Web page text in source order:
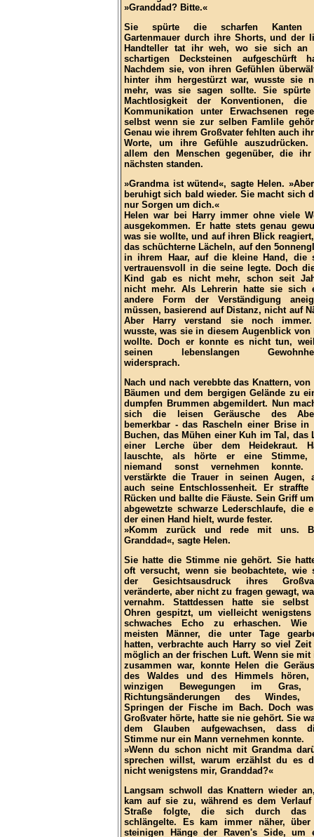
»Granddad? Bitte.«
Sie spürte die scharfen Kanten
Gartenmauer durch ihre Shorts, und der
Handteller tat ihr weh, wo sie sich an
schartigen Decksteinen aufgeschürft
Nachdem sie, von ihren Gefühlen
hinter ihm hergestürzt war, wusste sie
mehr, was sie sagen sollte. Sie spürte
Machtlosigkeit der Konventionen, die
Kommunikation unter Erwachsenen
selbst wenn sie zur selben Famlile
Genau wie ihrem Großvater fehlten auch
Worte, um ihre Gefühle auszudrücken.
allem den Menschen gegenüber, die
nächsten standen.
»Grandma ist wütend«, sagte Helen.
beruhigt sich bald wieder. Sie macht sich
nur Sorgen um dich.«
Helen war bei Harry immer ohne viele
ausgekommen. Er hatte stets genau
was sie wollte, und auf ihren Blick
das schüchterne Lächeln, auf den
in ihrem Haar, auf die kleine Hand, die
vertrauensvoll in die seine legte. Doch
Kind gab es nicht mehr, schon seit
nicht mehr. Als Lehrerin hatte sie sich
andere Form der Verständigung
müssen, basierend auf Distanz, nicht auf
Aber Harry verstand sie noch
wusste, was sie in diesem Augenblick von
wollte. Doch er konnte es nicht tun,
seinen lebenslangen
widersprach.
Nach und nach verebbte das Knattern, von
Bäumen und dem bergigen Gelände zu
dumpfen Brummen abgemildert. Nun
sich die leisen Geräusche des
bemerkbar - das Rascheln einer Brise in
Buchen, das Mühen einer Kuh im Tal, das
einer Lerche über dem Heidekraut.
lauschte, als hörte er eine Stimme,
niemand sonst vernehmen konnte.
verstärkte die Trauer in seinen Augen,
auch seine Entschlossenheit. Er straffte
Rücken und ballte die Fäuste. Sein Griff
abgewetzte schwarze Lederschlaufe, die
der einen Hand hielt, wurde fester.
»Komm zurück und rede mit uns.
Granddad«, sagte Helen.
Sie hatte die Stimme nie gehört. Sie
oft versucht, wenn sie beobachtete, wie
der Gesichtsausdruck ihres
veränderte, aber nicht zu fragen gewagt,
vernahm. Stattdessen hatte sie selbst
Ohren gespitzt, um vielleicht
schwaches Echo zu erhaschen. Wie
meisten Männer, die unter Tage
hatten, verbrachte auch Harry so viel Zeit
möglich an der frischen Luft. Wenn sie mit
zusammen war, konnte Helen die
des Waldes und des Himmels hören,
winzigen Bewegungen im Gras,
Richtungsänderungen des Windes,
Springen der Fische im Bach. Doch
Großvater hörte, hatte sie nie gehört. Sie
dem Glauben aufgewachsen, dass
Stimme nur ein Mann vernehmen konnte.
»Wenn du schon nicht mit Grandma
sprechen willst, warum erzählst du es
nicht wenigstens mir, Granddad?«
Langsam schwoll das Knattern wieder
kam auf sie zu, während es dem Verlauf
Straße folgte, die sich durch das
schlängelte. Es kam immer näher,
steinigen Hänge der Raven's Side, um